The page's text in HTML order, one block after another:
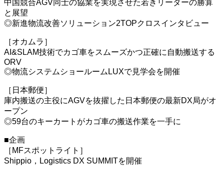
中国競合AGV同士の協業を実現させた若きリーダーの勝算
と展望
◎新進物流改善ソリューション2TOPクロスインタビュー
［オカムラ］
AI&SLAM技術でカゴ車をスムーズかつ正確に自動搬送する
ORV
◎物流システムショールームLUXで見学会を開催
［日本郵便］
庫内搬送の主役にAGVを抜擢した日本郵便の最新DX局がオ
ープン
◎59台のキーカートがカゴ車の搬送作業を一手に
■企画
［MFスポットライト］
Shippio，Logistics DX SUMMITを開催